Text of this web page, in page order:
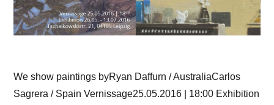
We show paintings byRyan Daffurn / AustraliaCarlos
Sagrera / Spain Vernissage25.05.2016 | 18:00 Exhibition